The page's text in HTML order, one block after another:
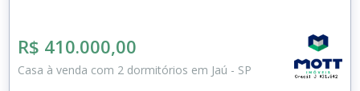
R$ 410.000,00
Casa à venda com 2 dormitórios em Jaú - SP